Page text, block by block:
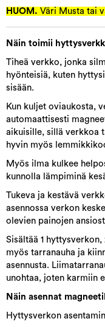
HUOM. Väri Musta tai
Näin toimii
Tiheä verkko, jonka
hyönteisiä, kuten
sisään.
Kun kuljet oviaukosta,
automaattisesti
aikuisille, sillä verkkoa
hyvin myös
Myös ilma kulkee
kunnolla lämpiminä
Tukeva ja kestävä
asennossa verkon
olevien painojen
Sisältää 1 hyttysverkon,
myös tarranauha ja
asennusta.
unohtaa, joten karmiin
Näin asennat
Hyttysverkon